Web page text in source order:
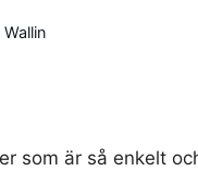
Wallin
som är så enkelt